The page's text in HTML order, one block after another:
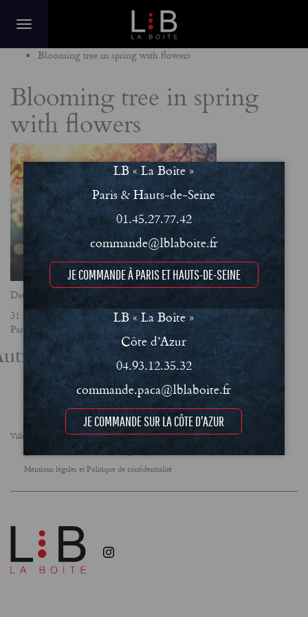
Blooming tree in spring with flowers
Blooming tree in spring
with flowers
Date
31 mai 2021
Partager
actualités
Villes FAQ Le concept
Notre engagement RSE
Conditions Générales de Vente (CGV)
Mentions légales et Politique de confidentialité
LB « La Boîte »
Paris & Hauts-de-Seine
01.45.27.77.42
commande@lblaboite.fr
JE COMMANDE À PARIS ET HAUTS-DE-SEINE
LB « La Boîte »
Côte d’Azur
04.93.12.35.32
commande.paca@lblaboite.fr
JE COMMANDE SUR LA CÔTE D'AZUR